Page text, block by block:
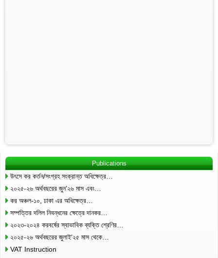
Publications
উৎসে কর কর্তন/সংগ্রহ সংক্রান্ত অধিক্ষেত্র…
২০২৫-২৬ অর্থবছরের জুন’২৬ মাস এবং…
কর অঞ্চল-১০, ঢাকা এর অধিক্ষেত্র…
সম্পত্তির দলিল নিবন্ধনের ক্ষেত্রে দানকর…
২০২৩-২০২৪ করবর্ষের স্বাভাবিক ব্যক্তি শ্রেণির…
২০২৫-২৬ অর্থবছরের জুলাই’২৫ মাস থেকে…
VAT Instruction